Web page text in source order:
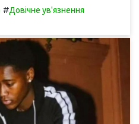
#Довічне ув'язнення